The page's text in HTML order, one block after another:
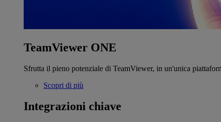
TeamViewer ONE
Sfrutta il pieno potenziale di TeamViewer, in un'unica
Scopri di più
Integrazioni chiave